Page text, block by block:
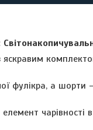
фулікра, а шорти
чарівності